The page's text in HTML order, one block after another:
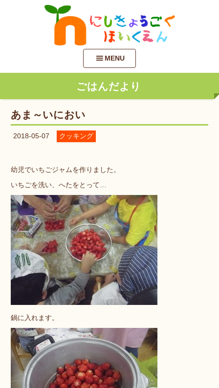
MENU
ごはんだより
あま～いにおい
2018-05-07 クッキング
幼児でいちごジャムを作りました。
いちごを洗い、へたをとって…
鍋に入れます。